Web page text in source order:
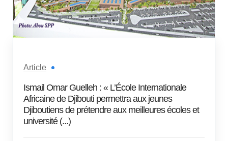
Article
Ismail Omar Guelleh : « L’École Internationale
Africaine de Djibouti permettra aux jeunes
Djiboutiens de prétendre aux meilleures écoles et
université (...)